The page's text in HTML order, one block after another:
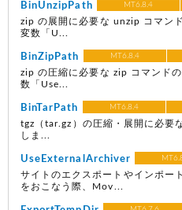
BinUnzipPath MT6.8.4
zip の展開に必要な unzip コマン
変数「U...
BinZipPath MT6.8.4
zip の圧縮に必要な zip コマンド
数「Use...
BinTarPath MT6.8.4
tgz（tar.gz）の圧縮・展開に必要
しま...
UseExternalArchiver
サイトのエクスポートやインポー
をおこなう際、Mov...